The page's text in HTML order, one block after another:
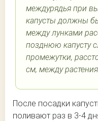
междурядья при
капусты должны
между лунками
позднюю капусту
промежутки,
см, между
После посадки
поливают раз в 3-4